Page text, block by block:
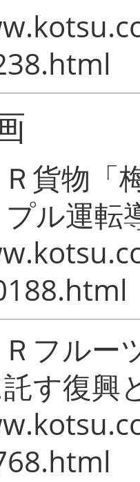
貨物「
ル運転
フルー
す復興